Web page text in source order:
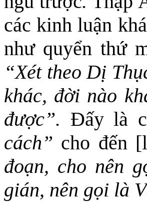
các kinh luận
như quyển thứ
“Xét theoDị T
khác, đời nào
được”. Đấy là
cách” cho đến
đoạn, cho nên
gián, nên gọi là